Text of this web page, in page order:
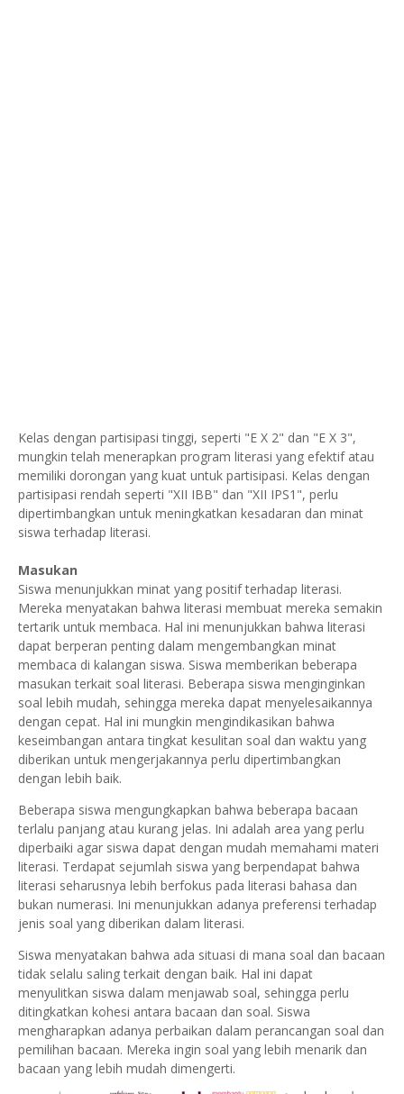
Kelas dengan partisipasi tinggi, seperti "E X 2" dan "E X 3",
mungkin telah menerapkan program literasi yang efektif atau
memiliki dorongan yang kuat untuk partisipasi. Kelas dengan
partisipasi rendah seperti "XII IBB" dan "XII IPS1", perlu
dipertimbangkan untuk meningkatkan kesadaran dan minat
siswa terhadap literasi.
Masukan
Siswa menunjukkan minat yang positif terhadap literasi.
Mereka menyatakan bahwa literasi membuat mereka semakin
tertarik untuk membaca. Hal ini menunjukkan bahwa literasi
dapat berperan penting dalam mengembangkan minat
membaca di kalangan siswa. Siswa memberikan beberapa
masukan terkait soal literasi. Beberapa siswa menginginkan
soal lebih mudah, sehingga mereka dapat menyelesaikannya
dengan cepat. Hal ini mungkin mengindikasikan bahwa
keseimbangan antara tingkat kesulitan soal dan waktu yang
diberikan untuk mengerjakannya perlu dipertimbangkan
dengan lebih baik.
Beberapa siswa mengungkapkan bahwa beberapa bacaan
terlalu panjang atau kurang jelas. Ini adalah area yang perlu
diperbaiki agar siswa dapat dengan mudah memahami materi
literasi. Terdapat sejumlah siswa yang berpendapat bahwa
literasi seharusnya lebih berfokus pada literasi bahasa dan
bukan numerasi. Ini menunjukkan adanya preferensi terhadap
jenis soal yang diberikan dalam literasi.
Siswa menyatakan bahwa ada situasi di mana soal dan bacaan
tidak selalu saling terkait dengan baik. Hal ini dapat
menyulitkan siswa dalam menjawab soal, sehingga perlu
ditingkatkan kohesi antara bacaan dan soal. Siswa
mengharapkan adanya perbaikan dalam perancangan soal dan
pemilihan bacaan. Mereka ingin soal yang lebih menarik dan
bacaan yang lebih mudah dimengerti.